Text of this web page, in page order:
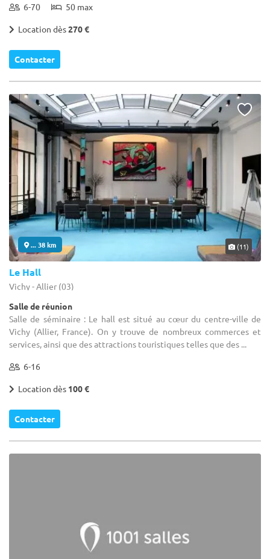
6-70 50 max
Location dès270 €
Contacter
... 38 km (11)
Le Hall
Vichy - Allier (03)
Salle de réunion
Salle de séminaire : Le hall est situé au cœur du centre-ville de
Vichy (Allier, France). On y trouve de nombreux commerces et
services, ainsi que des attractions touristiques telles que des ...
6-16
Location dès 100 €
Contacter